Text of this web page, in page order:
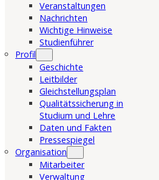
Veranstaltungen
Nachrichten
Wichtige Hinweise
Studienführer
Profil
Geschichte
Leitbilder
Gleichstellungsplan
Qualitätssicherung in
Studium und Lehre
Daten und Fakten
Pressespiegel
Organisation
Mitarbeiter
Verwaltung